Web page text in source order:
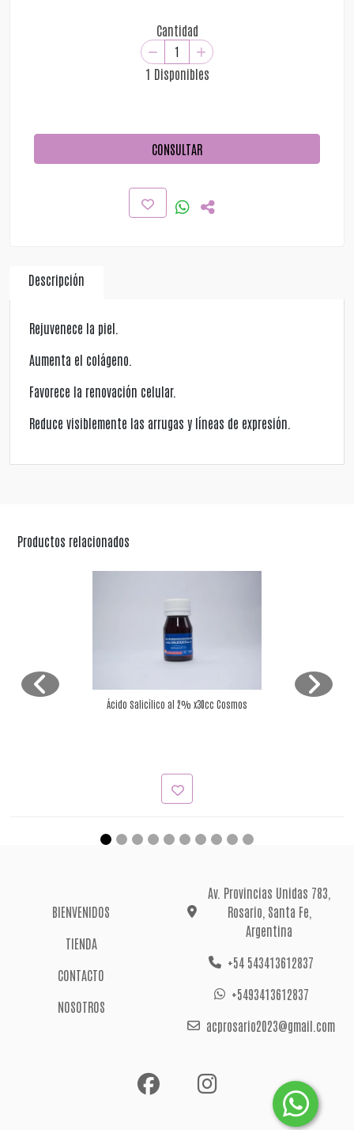
Cantidad
1 Disponibles
CONSULTAR
Descripción
Rejuvenece la piel.
Aumenta el colágeno.
Favorece la renovación celular.
Reduce visiblemente las arrugas y líneas de expresión.
Productos relacionados
Ácido Salicílico al 2% x30cc Cosmos
BIENVENIDOS
TIENDA
CONTACTO
NOSOTROS
Av. Provincias Unidas 783,
Rosario, Santa Fe,
Argentina
+54 543413612837
+5493413612837
acprosario2023@gmail.com